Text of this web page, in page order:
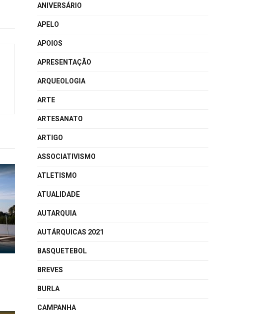
ANIVERSÁRIO
APELO
APOIOS
APRESENTAÇÃO
ARQUEOLOGIA
ARTE
ARTESANATO
ARTIGO
ASSOCIATIVISMO
ATLETISMO
ATUALIDADE
AUTARQUIA
AUTÁRQUICAS 2021
BASQUETEBOL
BREVES
BURLA
CAMPANHA